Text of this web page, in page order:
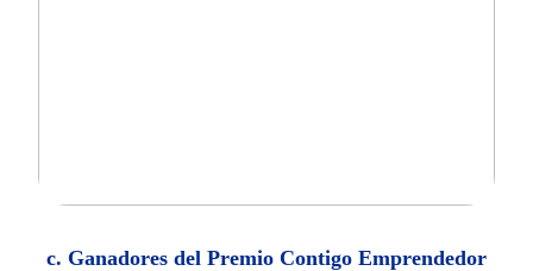
c. Ganadores del Premio Contigo Emprendedor